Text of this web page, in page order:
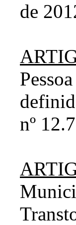
de
nº